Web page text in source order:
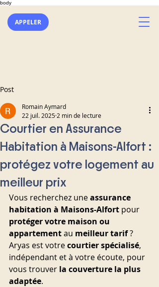
body
APPELER
Post
Courtier en Assurance
Habitation à Maisons-Alfort :
protégez votre logement au
meilleur prix
Romain Aymard
22 juil. 2025 2 min de lecture
Vous recherchez une assurance
habitation à Maisons-Alfort pour
protéger votre maison ou
appartement au meilleur tarif ?
Aryas est votre courtier spécialisé,
indépendant et à votre écoute, pour
vous trouver la couverture la plus
adaptée.